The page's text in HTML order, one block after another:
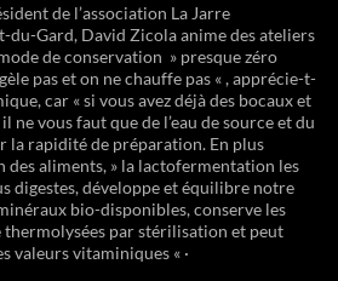
de l’association La Jarre
du-Gard, David Zicola anime des ateliers
de conservation » presque zéro
pas et on ne chauffe pas « , apprécie-t-
car « si vous avez déjà des bocaux et
ne vous faut que de l’eau de source et du
la rapidité de préparation. En plus
des aliments, » la lactofermentation les
digestes, développe et équilibre notre
bio-disponibles, conserve les
par stérilisation et peut
valeurs vitaminiques « ·